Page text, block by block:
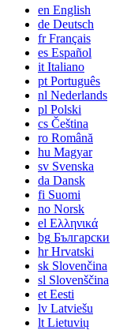
en English
de Deutsch
frFrançais
es Español
it Italiano
pt Português
nl Nederlands
pl Polski
cs Čeština
ro Română
hu Magyar
sv Svenska
da Dansk
fi Suomi
no Norsk
el Ελληνικά
bg Български
hrHrvatski
sk Slovenčina
sl Slovenščina
et Eesti
lv Latviešu
lt Lietuvių